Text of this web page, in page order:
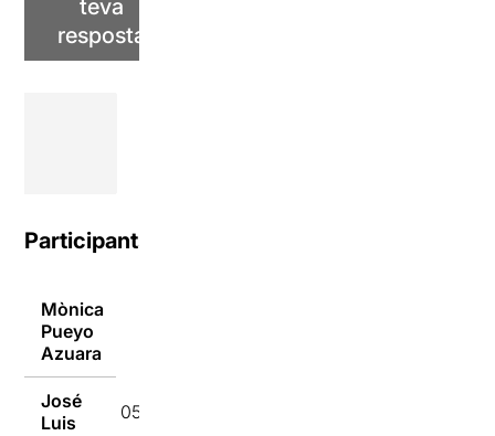
teva
resposta
Participants
Mònica
Pueyo
Azuara
José
Luis
05/04/2024